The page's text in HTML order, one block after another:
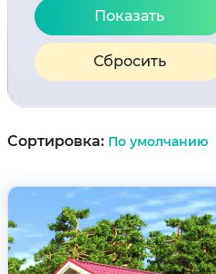
Сбросить
Сортировка: По умолчанию